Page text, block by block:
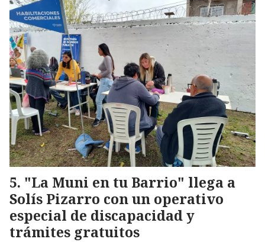
"La Muni en tu Barrio" llega a
Solís Pizarro con un operativo
especial de discapacidad y
trámites gratuitos